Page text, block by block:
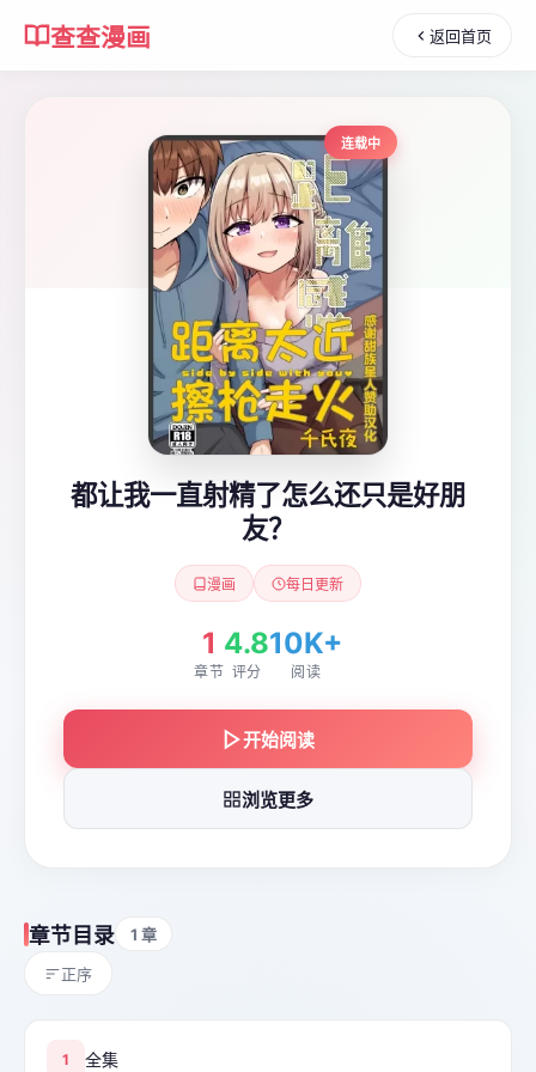
查查漫画 返回首页
连载中
都让我一直射精了怎么还只是好朋
友？
漫画 每日更新
1
章节
4.8
评分
10K+
阅读
开始阅读
浏览更多
章节目录 1 章
正序
1 全集